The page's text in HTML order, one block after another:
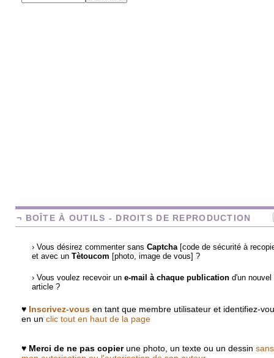
¬ BOÎTE À OUTILS - DROITS DE REPRODUCTION
› Vous désirez commenter sans Captcha[code de sécurité à
et avec un Tètoucom [photo, image de vous] ?
› Vous voulez recevoir un e-mail à chaque publication d'un nouvel
article ?
♥ Inscrivez-vous en tant que membre utilisateur et identifiez-
en un clic tout en haut de la page
♥ Merci de ne pas copierune photo, un texte ou un dessin sans